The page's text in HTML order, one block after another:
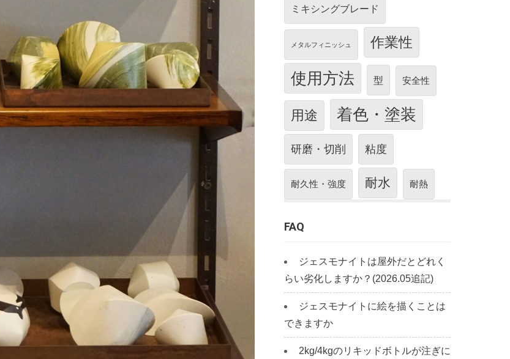
ミキシングブレード
メタルフィニッシュ 作業性
使用方法 型 安全性
用途 着色・塗装
研磨・切削 粘度
耐久性・強度 耐水 耐熱
FAQ
ジェスモナイトは屋外だとどれく
らい劣化しますか？(2026.05追記)
ジェスモナイトに絵を描くことは
できますか
2kg/4kgのリキッドボトルが注ぎに